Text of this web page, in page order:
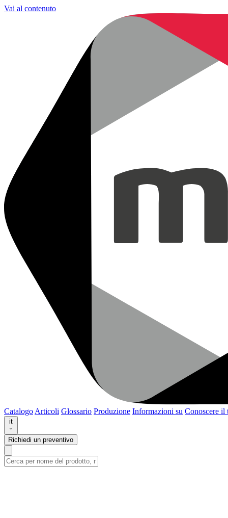
Vai al contenuto
Catalogo Articoli Glossario Produzione Informazioni su Conoscere il
it
Richiedi un preventivo